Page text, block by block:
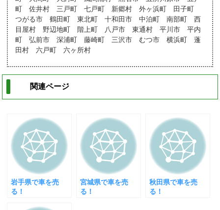
町 佐井村 三戸町 七戸町 新郷村 外ヶ浜町 田子町
つがる市 鶴田町 東北町 十和田市 中泊町 南部町 西
目屋村 野辺地町 階上町 八戸市 東通村 平川市 平内
町 弘前市 深浦町 藤崎町 三沢市 むつ市 横浜町 蓬
田村 六戸町 六ヶ所村
関連ページ
岩手県で車を売
る！
宮城県で車を売
る！
秋田県で車を売
る！